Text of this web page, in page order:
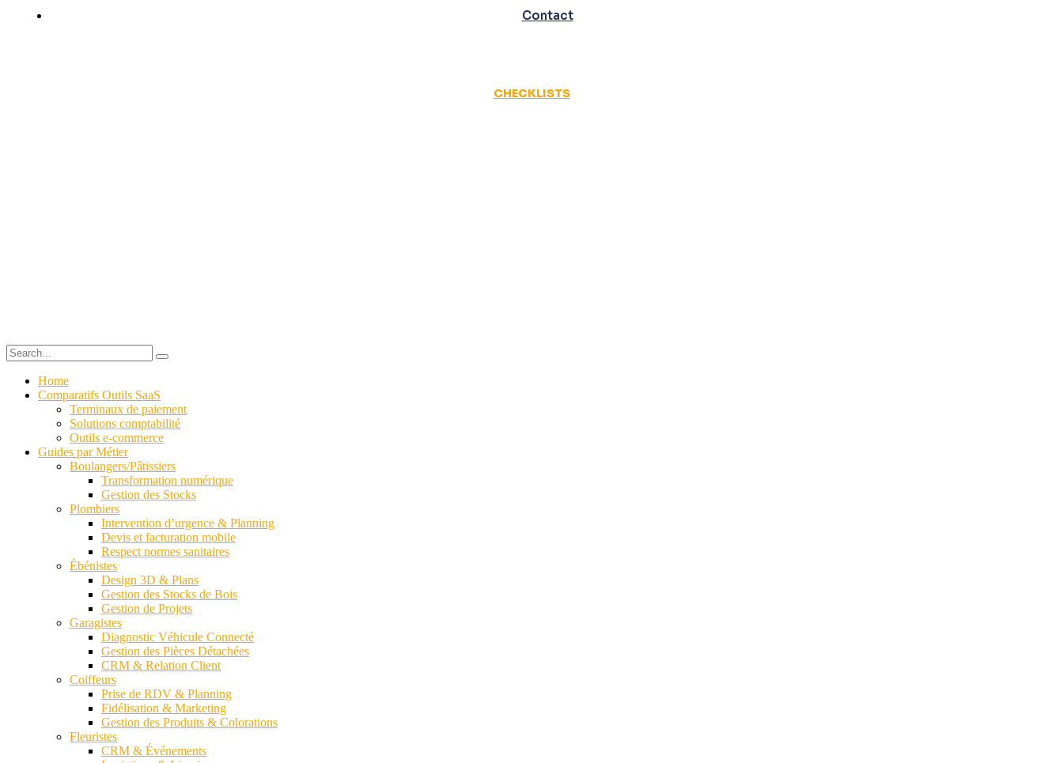
Contact
CHECKLISTS
Home
Comparatifs Outils SaaS
Terminaux de paiement
Solutions comptabilité
Outils e-commerce
Guides par Métier
Boulangers/Pâtissiers
Transformation numérique
Gestion des Stocks
Plombiers
Intervention d’urgence & Planning
Devis et facturation mobile
Respect normes sanitaires
Ébénistes
Design 3D & Plans
Gestion des Stocks de Bois
Gestion de Projets
Garagistes
Diagnostic Véhicule Connecté
Gestion des Pièces Détachées
CRM & Relation Client
Coiffeurs
Prise de RDV & Planning
Fidélisation & Marketing
Gestion des Produits & Colorations
Fleuristes
CRM & Événements